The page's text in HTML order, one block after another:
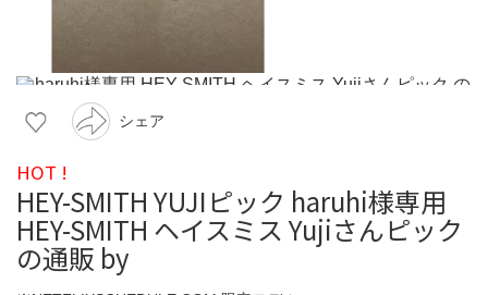
シェア
HOT !
HEY-SMITH YUJIピック haruhi様専用
HEY-SMITH ヘイスミス Yujiさんピック
の通販 by